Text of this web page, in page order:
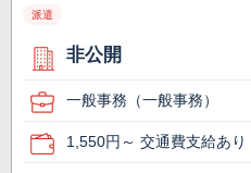
派遣
非公開
一般事務（一般事務）
1,550円～ 交通費支給あり